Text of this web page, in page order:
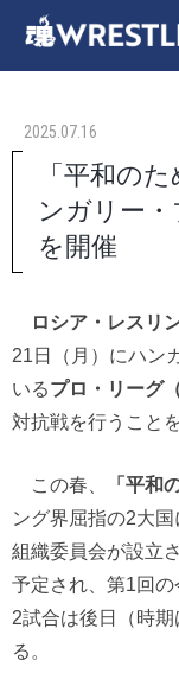
2025.07.16
「平和の
ンガリー
を開催
ロシア・レスリ
21日（月）にハン
いるプロ・リーグ
対抗戦を行うこと
この春、 「平和
ング界屈指の2大
組織委員会が設立
予定され、第1回
2試合は後日（時
る。